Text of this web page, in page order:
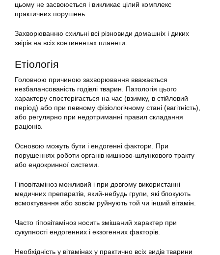
цьому не засвоюється і викликає цілий комплекс
практичних порушень.
Захворюванню схильні всі різновиди домашніх і диких
звірів на всіх континентах планети.
Етіологія
Головною причиною захворювання вважається
незбалансованість годівлі тварин. Патологія цього
характеру спостерігається на час (взимку, в стійловий
період) або при певному фізіологічному стані (вагітність),
або регулярно при недотриманні правил складання
раціонів.
Основою можуть бути і ендогенні фактори. При
порушеннях роботи органів кишково-шлункового тракту
або ендокринної системи.
Гіповітаміноз можливий і при довгому використанні
медичних препаратів, який-небудь групи, які блокують
всмоктування або зовсім руйнують той чи інший вітамін.
Часто гіповітаміноз носить змішаний характер при
сукупності ендогенних і екзогенних факторів.
Необхідність у вітамінах у практично всіх видів тварини